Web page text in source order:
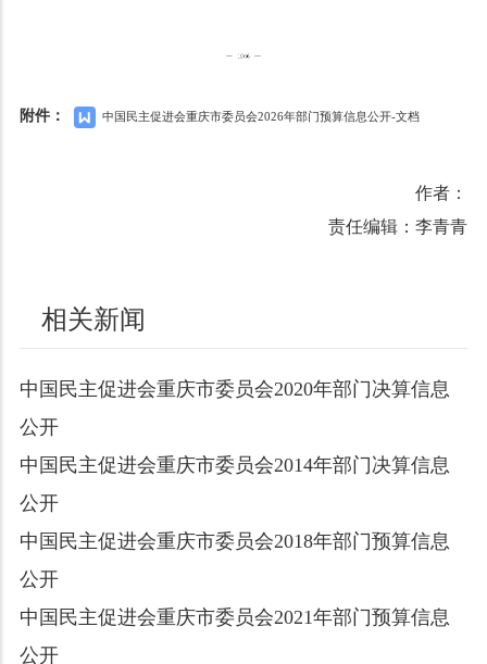
附件： 中国民主促进会重庆市委员会2026年部门预算信息公开-文档
作者：
责任编辑：李青青
相关新闻
中国民主促进会重庆市委员会2020年部门决算信息
公开
中国民主促进会重庆市委员会2014年部门决算信息
公开
中国民主促进会重庆市委员会2018年部门预算信息
公开
中国民主促进会重庆市委员会2021年部门预算信息
公开